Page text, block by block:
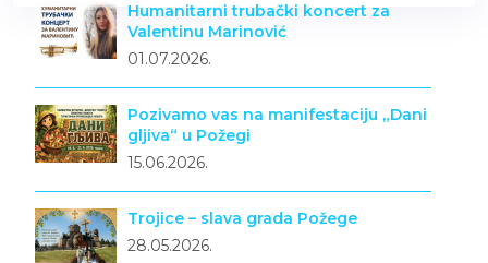
Humanitarni trubački koncert za
Valentinu Marinović
01.07.2026.
Pozivamo vas na manifestaciju „Dani
gljiva“ u Požegi
15.06.2026.
Trojice – slava grada Požege
28.05.2026.